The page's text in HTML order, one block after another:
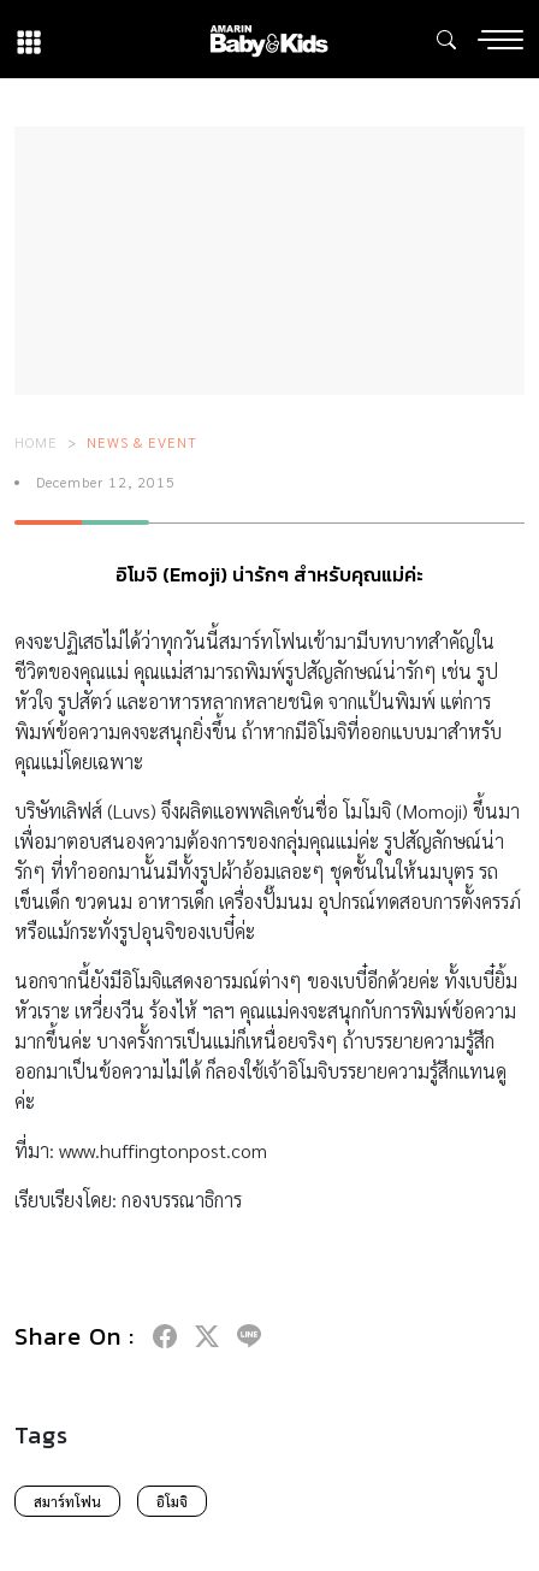
HOME NEWS & EVENT
December 12, 2015
อิโมจิ (Emoji) น่ารักๆ สำหรับคุณแม่ค่ะ
คงจะปฏิเสธไม่ได้ว่าทุกวันนี้สมาร์ทโฟนเข้ามามีบทบาทสำคัญใน
ชีวิตของคุณแม่ คุณแม่สามารถพิมพ์รูปสัญลักษณ์น่ารักๆ เช่น รูป
หัวใจ รูปสัตว์ และอาหารหลากหลายชนิด จากแป้นพิมพ์ แต่การ
พิมพ์ข้อความคงจะสนุกยิ่งขึ้น ถ้าหากมีอิโมจิที่ออกแบบมาสำหรับ
คุณแม่โดยเฉพาะ
บริษัทเลิฟส์ (Luvs) จึงผลิตแอพพลิเคชั่นชื่อ โมโมจิ (Momoji) ขึ้นมา
เพื่อมาตอบสนองความต้องการของกลุ่มคุณแม่ค่ะ รูปสัญลักษณ์น่า
รักๆ ที่ทำออกมานั้นมีทั้งรูปผ้าอ้อมเลอะๆ ชุดชั้นในให้นมบุตร รถ
เข็นเด็ก ขวดนม อาหารเด็ก เครื่องปั๊มนม อุปกรณ์ทดสอบการตั้งครรภ์
หรือแม้กระทั่งรูปอุนจิของเบบี๋ค่ะ
นอกจากนี้ยังมีอิโมจิแสดงอารมณ์ต่างๆ ของเบบี๋อีกด้วยค่ะ ทั้งเบบี๋ยิ้ม
หัวเราะ เหวี่ยงวีน ร้องไห้ ฯลฯ คุณแม่คงจะสนุกกับการพิมพ์ข้อความ
มากขึ้นค่ะ บางครั้งการเป็นแม่ก็เหนื่อยจริงๆ ถ้าบรรยายความรู้สึก
ออกมาเป็นข้อความไม่ได้ ก็ลองใช้เจ้าอิโมจิบรรยายความรู้สึกแทนดู
ค่ะ
ที่มา: www.huffingtonpost.com
เรียบเรียงโดย: กองบรรณาธิการ
Share On :
Tags
สมาร์ทโฟน อิโมจิ